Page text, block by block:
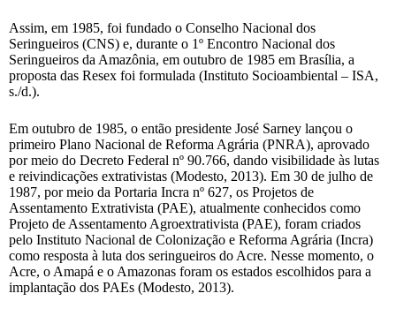
Assim, em 1985, foi fundado o Conselho Nacional dos
Seringueiros (CNS) e, durante o 1º Encontro Nacional dos
Seringueiros da Amazônia, em outubro de 1985 em Brasília, a
proposta das Resex foi formulada (Instituto Socioambiental – ISA,
s./d.).
Em outubro de 1985, o então presidente José Sarney lançou o
primeiro Plano Nacional de Reforma Agrária (PNRA), aprovado
por meio do Decreto Federal nº 90.766, dando visibilidade às lutas
e reivindicações extrativistas (Modesto, 2013). Em 30 de julho de
1987, por meio da Portaria Incra nº 627, os Projetos de
Assentamento Extrativista (PAE), atualmente conhecidos como
Projeto de Assentamento Agroextrativista (PAE), foram criados
pelo Instituto Nacional de Colonização e Reforma Agrária (Incra)
como resposta à luta dos seringueiros do Acre. Nesse momento, o
Acre, o Amapá e o Amazonas foram os estados escolhidos para a
implantação dos PAEs (Modesto, 2013).